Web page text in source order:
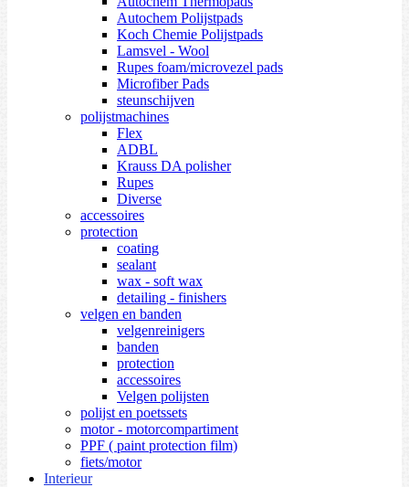
Autochem Polijstpads
Koch Chemie Polijstpads
Lamsvel - Wool
Rupes foam/microvezel pads
Microfiber Pads
steunschijven
polijstmachines
Flex
ADBL
Krauss DA polisher
Rupes
Diverse
accessoires
protection
coating
sealant
wax - soft wax
detailing - finishers
velgen en banden
velgenreinigers
banden
protection
accessoires
Velgen polijsten
polijst en poetssets
motor - motorcompartiment
PPF ( paint protection film)
fiets/motor
Interieur